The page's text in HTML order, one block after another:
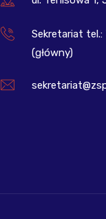
Sekretariat tel.:
(główny)